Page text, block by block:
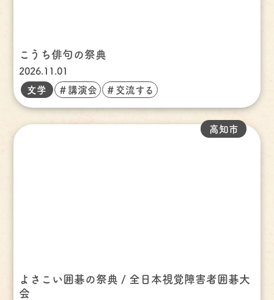
こうち俳句の祭典
2026.11.01
文学 ＃講演会 ＃交流する
よさこい囲碁の祭典 / 全日本視覚障害者囲碁大
会
高知市